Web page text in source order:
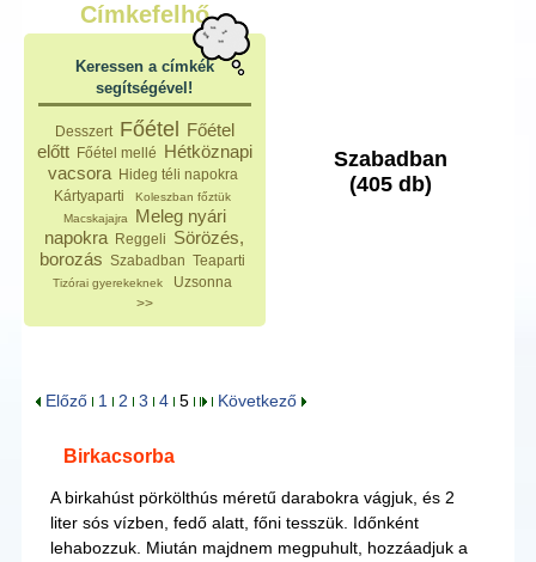
Címkefelhő
Keressen a címkék
segítségével!
Desszert Főétel
Főétel
előtt Főétel mellé Hétköznapi
vacsora Hideg téli napokra
Kártyaparti
Koleszban főztük
Macskajajra
Meleg nyári
napokra Reggeli Sörözés,
borozás Szabadban Teaparti
Tizórai gyerekeknek
Uzsonna
>>
Szabadban
(405 db)
Előző 1 2 3 4 5 Következő
Birkacsorba
A birkahúst pörkölthús méretű darabokra vágjuk, és 2
liter sós vízben, fedő alatt, főni tesszük. Időnként
lehabozzuk. Miután majdnem megpuhult, hozzáadjuk a